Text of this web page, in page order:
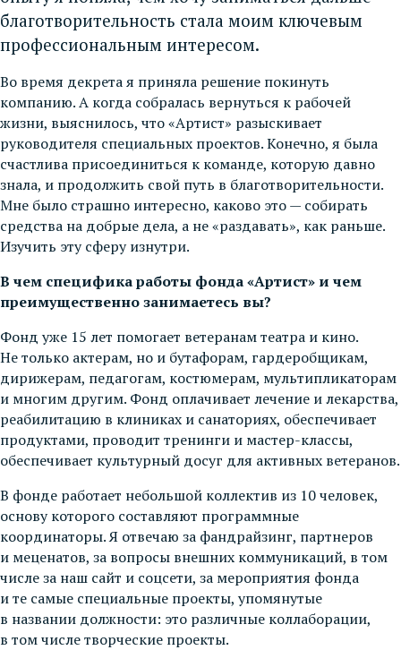
благотворительность стала моим ключевым
профессиональным интересом.
Во время декрета я приняла решение покинуть
компанию. А когда собралась вернуться к рабочей
жизни, выяснилось, что «Артист» разыскивает
руководителя специальных проектов. Конечно, я была
счастлива присоединиться к команде, которую давно
знала, и продолжить свой путь в благотворительности.
Мне было страшно интересно, каково это — собирать
средства на добрые дела, а не «раздавать», как раньше.
Изучить эту сферу изнутри.
В чем специфика работы фонда «Артист» и чем
преимущественно занимаетесь вы?
Фонд уже 15 лет помогает ветеранам театра и кино.
Не только актерам, но и бутафорам, гардеробщикам,
дирижерам, педагогам, костюмерам, мультипликаторам
и многим другим. Фонд оплачивает лечение и лекарства,
реабилитацию в клиниках и санаториях, обеспечивает
продуктами, проводит тренинги и мастер-классы,
обеспечивает культурный досуг для активных ветеранов.
В фонде работает небольшой коллектив из 10 человек,
основу которого составляют программные
координаторы. Я отвечаю за фандрайзинг, партнеров
и меценатов, за вопросы внешних коммуникаций, в том
числе за наш сайт и соцсети, за мероприятия фонда
и те самые специальные проекты, упомянутые
в названии должности: это различные коллаборации,
в том числе творческие проекты.